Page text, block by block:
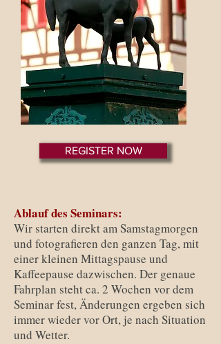
REGISTER NOW
Ablauf des Seminars:
Wir starten direkt am Samstagmorgen
und fotografieren den ganzen Tag, mit
einer kleinen Mittagspause und
Kaffeepause dazwischen. Der genaue
Fahrplan steht ca. 2 Wochen vor dem
Seminar fest, Änderungen ergeben sich
immer wieder vor Ort, je nach Situation
und Wetter.